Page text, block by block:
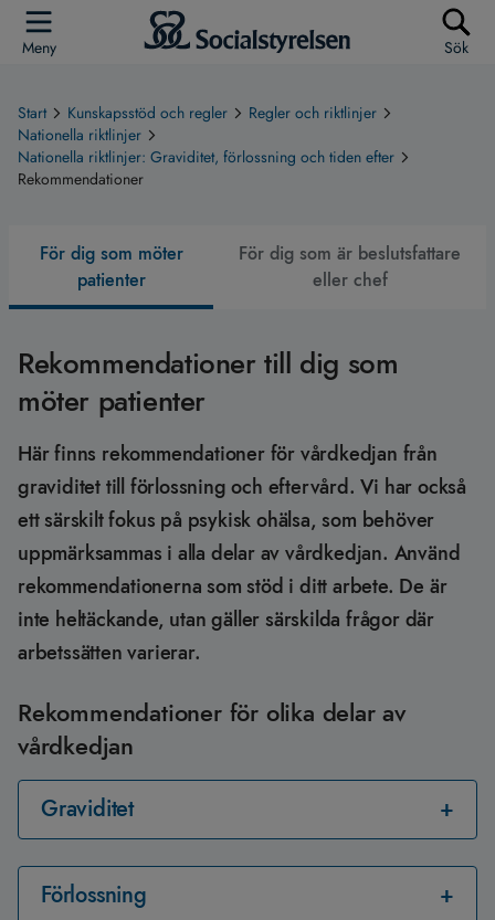
Meny Sök
Start Kunskapsstöd och regler
Regler och riktlinjer
Nationella riktlinjer
Nationella riktlinjer: Graviditet, förlossning och tiden efter
Rekommendationer
För dig som möter
patienter
För dig som är beslutsfattare
eller chef
Rekommendationer
Rekommendationer till dig som
möter patienter
Här finns rekommendationer för vårdkedjan från
graviditet till förlossning och eftervård. Vi har också
ett särskilt fokus på psykisk ohälsa, som behöver
uppmärksammas i alla delar av vårdkedjan. Använd
rekommendationerna som stöd i ditt arbete. De är
inte heltäckande, utan gäller särskilda frågor där
arbetssätten varierar.
Rekommendationer för olika delar av
vårdkedjan
Graviditet
Förlossning